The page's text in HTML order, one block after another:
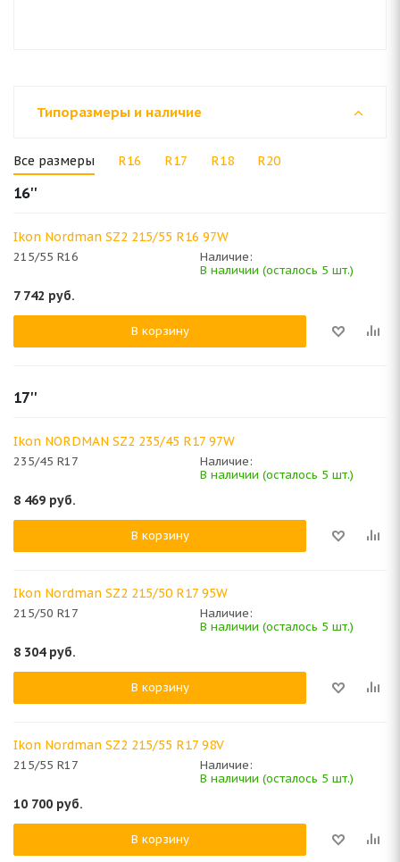
Типоразмеры и наличие
Все размеры R16 R17 R18 R20
16''
Ikon Nordman SZ2 215/55 R16 97W
215/55 R16
Наличие:
В наличии (осталось 5 шт.)
7 742 руб.
В корзину
17''
Ikon NORDMAN SZ2 235/45 R17 97W
235/45 R17
Наличие:
В наличии (осталось 5 шт.)
8 469 руб.
В корзину
Ikon Nordman SZ2 215/50 R17 95W
215/50 R17
Наличие:
В наличии (осталось 5 шт.)
8 304руб.
В корзину
Ikon Nordman SZ2 215/55 R17 98V
215/55 R17
Наличие:
В наличии (осталось 5 шт.)
10 700 руб.
В корзину